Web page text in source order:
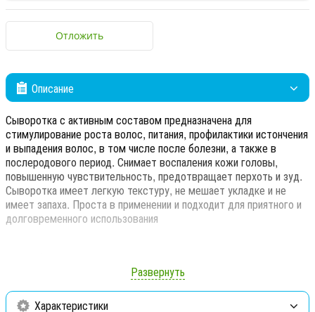
Отложить
Описание
Сыворотка с активным составом предназначена для
стимулирование роста волос, питания, профилактики истончения
и выпадения волос, в том числе после болезни, а также в
послеродового период. Снимает воспаления кожи головы,
повышенную чувствительность, предотвращает перхоть и зуд.
Сыворотка имеет легкую текстуру, не мешает укладке и не
имеет запаха. Проста в применении и подходит для приятного и
долговременного использования
После мытья и просушивания полотенцем наносится на
волосы, втирается массажными движениями.
Развернуть
Характеристики